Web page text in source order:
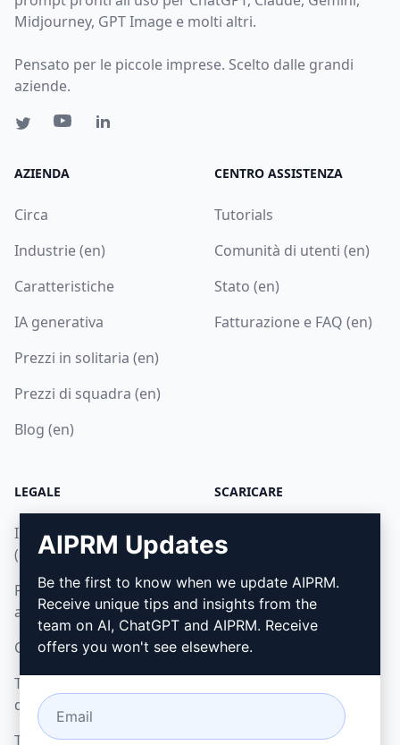
Midjourney, GPT Image e molti altri.
Pensato per le piccole imprese. Scelto dalle grandi
aziende.
AZIENDA
Circa
Industrie (en)
Caratteristiche
IA generativa
Prezzi in solitaria (en)
Prezzi di squadra (en)
Blog (en)
CENTRO ASSISTENZA
Tutorials
Comunità di utenti (en)
Stato (en)
Fatturazione e FAQ (en)
LEGALE
Informativa sulla privacy
(en)
Politica di utilizzo
accettabile (en)
Condizioni di utilizzo (en)
Termini dell'estensione
del browser (en)
Termini di fatturazione
SCARICARE
Microsoft Edge (en)
AIPRM Updates
Be the first to know when we update AIPRM.
Receive unique tips and insights from the
team on AI, ChatGPT and AIPRM. Receive
offers you won't see elsewhere.